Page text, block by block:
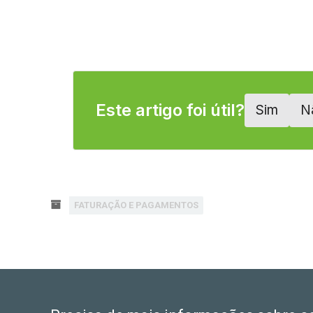
Este artigo foi útil? Sim
FATURAÇÃO E PAGAMENTOS